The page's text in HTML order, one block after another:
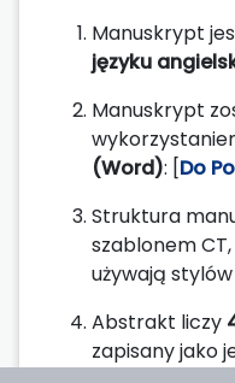
Manuskrypt
języku
Manuskrypt
(Word): [Do
Struktura
szablonem
używają stylów
Abstrakt liczy
zapisany jako